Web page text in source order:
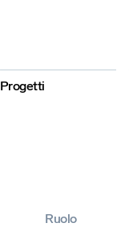
Progetti
Ruolo